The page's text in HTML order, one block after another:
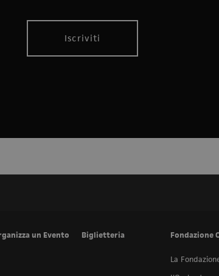
Iscriviti
un Evento Biglietteria Fondazione
La